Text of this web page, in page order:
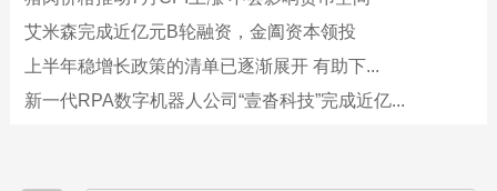
艾米森完成近亿元B轮融资，金阖资本领投
上半年稳增长政策的清单已逐渐展开 有助下...
新一代RPA数字机器人公司“壹沓科技”完成近亿...